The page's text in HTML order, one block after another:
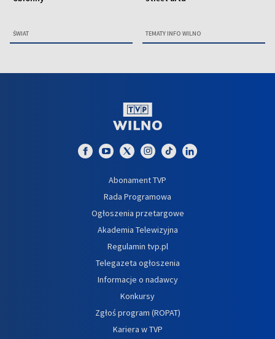
ŚWIAT TEMATY INFO WILNO
Abonament TVP
Rada Programowa
Ogłoszenia przetargowe
Akademia Telewizyjna
Regulamin tvp.pl
Telegazeta ogłoszenia
Informacje o nadawcy
Konkursy
Zgłoś program (ROPAT)
Kariera w TVP